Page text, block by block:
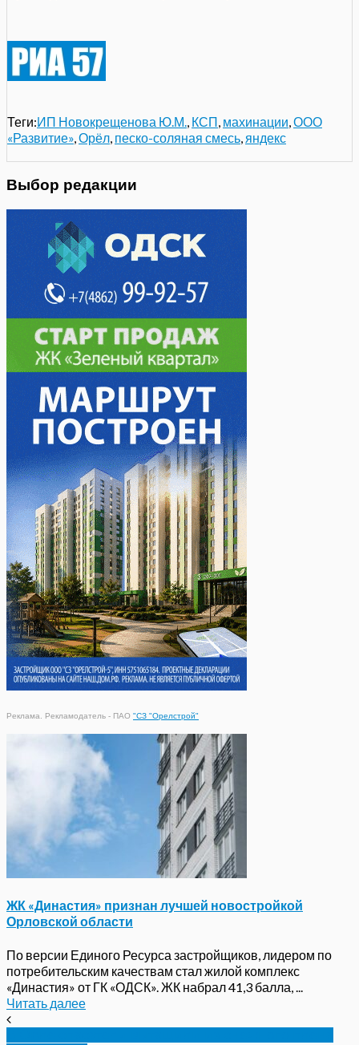
Теги:ИП Новокрещенова Ю.М. КСП махинации ООО
«Развитие» Орёл песко-соляная смесь яндекс
Выбор редакции
Реклама. Рекламодатель - ПАО "СЗ "Орелстрой"
ЖК «Династия» признан лучшей новостройкой
Орловской области
По версии Единого Ресурса застройщиков, лидером по
потребительским качествам стал жилой комплекс
«Династия» от ГК «ОДСК». ЖК набрал 41,3 балла, ...
Читать далее